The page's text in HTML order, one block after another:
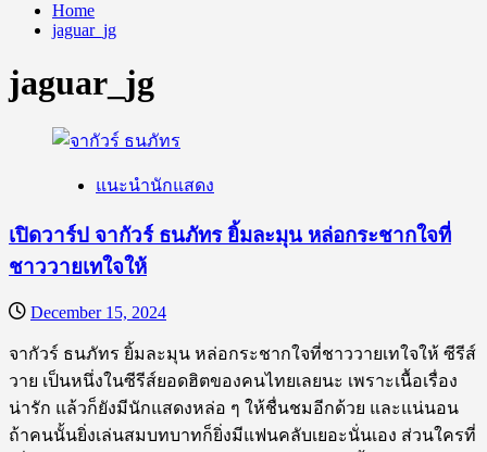
Home
jaguar_jg
jaguar_jg
แนะนำนักแสดง
เปิดวาร์ป จากัวร์ ธนภัทร ยิ้มละมุน หล่อกระชากใจที่
ชาววายเทใจให้
December 15, 2024
จากัวร์ ธนภัทร ยิ้มละมุน หล่อกระชากใจที่ชาววายเทใจให้ ซีรีส์
วาย เป็นหนึ่งในซีรีส์ยอดฮิตของคนไทยเลยนะ เพราะเนื้อเรื่อง
น่ารัก แล้วก็ยังมีนักแสดงหล่อ ๆ ให้ชื่นชมอีกด้วย และแน่นอน
ถ้าคนนั้นยิ่งเล่นสมบทบาทก็ยิ่งมีแฟนคลับเยอะนั่นเอง ส่วนใครที่